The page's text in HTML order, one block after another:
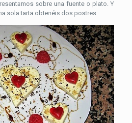
sobre una fuente o plato. Y
sola tarta obtenéis dos postres.